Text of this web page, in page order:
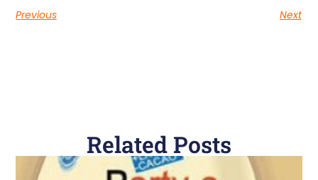
Previous Next
Related Posts